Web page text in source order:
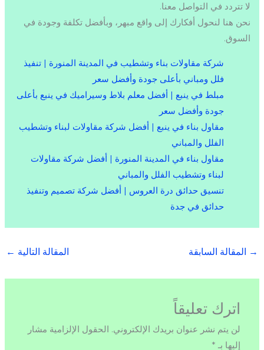
لا تتردد في التواصل معنا.
نحن هنا لنحول أفكارك إلى واقع مبهر، وبأفضل تكلفة وجودة في
السوق.
شركة مقاولات بناء وتشطيب في المدينة المنورة | تنفيذ
فلل ومباني بأعلى جودة وأفضل سعر
مبلط في ينبع | أفضل معلم بلاط وسيراميك في ينبع بأعلى
جودة وأفضل سعر
مقاول بناء في ينبع | أفضل شركة مقاولات لبناء وتشطيب
الفلل والمباني
مقاول بناء في المدينة المنورة | أفضل شركة مقاولات
لبناء وتشطيب الفلل والمباني
تنسيق حدائق درة العروس | أفضل شركة تصميم وتنفيذ
حدائق في جدة
→ المقالة السابقة المقالة التالية ←
اترك تعليقاً
لن يتم نشر عنوان بريدك الإلكتروني. الحقول الإلزامية مشار
إليها بـ *